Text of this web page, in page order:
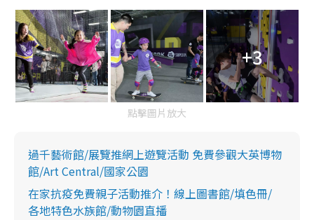
+3
點擊圖片放大
過千藝術館/展覽推網上遊覽活動 免費參觀大英博物
館/Art Central/國家公園
在家抗疫免費親子活動推介！線上圖書館/填色冊/
各地特色水族館/動物園直播